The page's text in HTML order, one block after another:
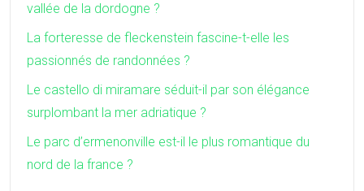
vallée de la dordogne ?
La forteresse de fleckenstein fascine-t-elle les
passionnés de randonnées ?
Le castello di miramare séduit-il par son élégance
surplombant la mer adriatique ?
Le parc d’ermenonville est-il le plus romantique du
nord de la france ?